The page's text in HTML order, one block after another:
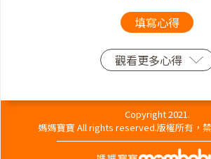
填寫心得
觀看更多心得
Copyright 2021.
媽媽寶寶 All rights reserved.版權所有，禁